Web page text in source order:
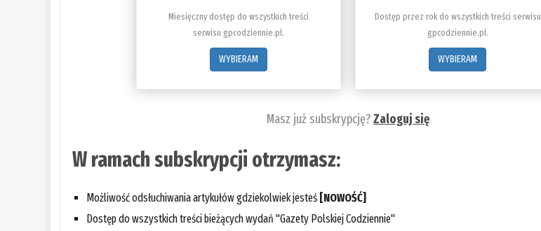
Miesięczny dostęp do wszystkich treści
serwisu gpcodziennie.pl.
WYBIERAM
Dostęp przez rok do wszystkich treści serwisu
gpcodziennie.pl.
WYBIERAM
Masz już subskrypcję?Zaloguj się
W ramach subskrypcji otrzymasz:
Możliwość odsłuchiwania artykułów gdziekolwiek jesteś [NOWOŚĆ]
Dostęp do wszystkich treści bieżących wydań "Gazety Polskiej Codziennie"